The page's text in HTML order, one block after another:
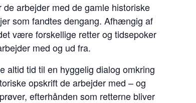
arbejder med de gamle historiske
som fandtes dengang. Afhængig af
være forskellige retter og tidsepoker
med og ud fra.
altid tid til en hyggelig dialog omkring
opskrift de arbejder med – og
efterhånden som retterne bliver